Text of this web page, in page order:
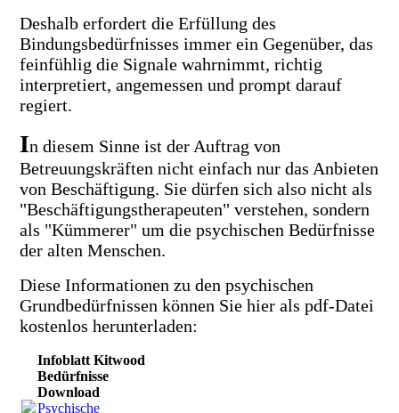
Deshalb erfordert die Erfüllung des
Bindungsbedürfnisses immer ein Gegenüber, das
feinfühlig die Signale wahrnimmt, richtig
interpretiert, angemessen und prompt darauf
regiert.
In diesem Sinne ist der Auftrag von
Betreuungskräften nicht einfach nur das Anbieten
von Beschäftigung. Sie dürfen sich also nicht als
"Beschäftigungstherapeuten" verstehen, sondern
als "Kümmerer" um die psychischen Bedürfnisse
der alten Menschen.
Diese Informationen zu den psychischen
Grundbedürfnissen können Sie hier als pdf-Datei
kostenlos herunterladen:
Infoblatt Kitwood
Bedürfnisse
Download
Psychische